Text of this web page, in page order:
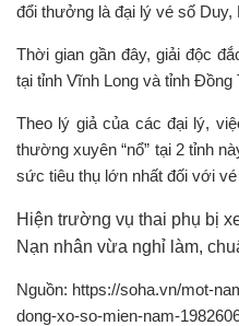
đổi thưởng là đại lý vé số
Thời gian gần đây, giải độc
tại tỉnh Vĩnh Long và tỉnh Đồng
Theo lý giả của các đại lý,
thường xuyên “nổ” tại 2 tỉnh
sức tiêu thụ lớn nhất đối với
Hiện trường vụ thai phụ bị
Nạn nhân vừa nghỉ làm,
Nguồn: https://soha.vn/mot-
dong-xo-so-mien-nam-